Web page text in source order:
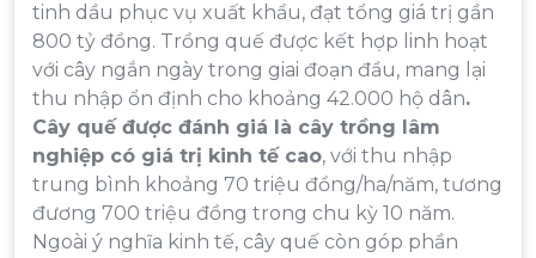
tinh dầu phục vụ xuất khẩu, đạt tổng giá trị gần
800 tỷ đồng. Trồng quế được kết hợp linh hoạt
với cây ngắn ngày trong giai đoạn đầu, mang lại
thu nhập ổn định cho khoảng 42.000 hộ dân.
Cây quế được đánh giá là cây trồng lâm
nghiệp có giá trị kinh tế cao, với thu nhập
trung bình khoảng 70 triệu đồng/ha/năm, tương
đương 700 triệu đồng trong chu kỳ 10 năm.
Ngoài ý nghĩa kinh tế, cây quế còn góp phần